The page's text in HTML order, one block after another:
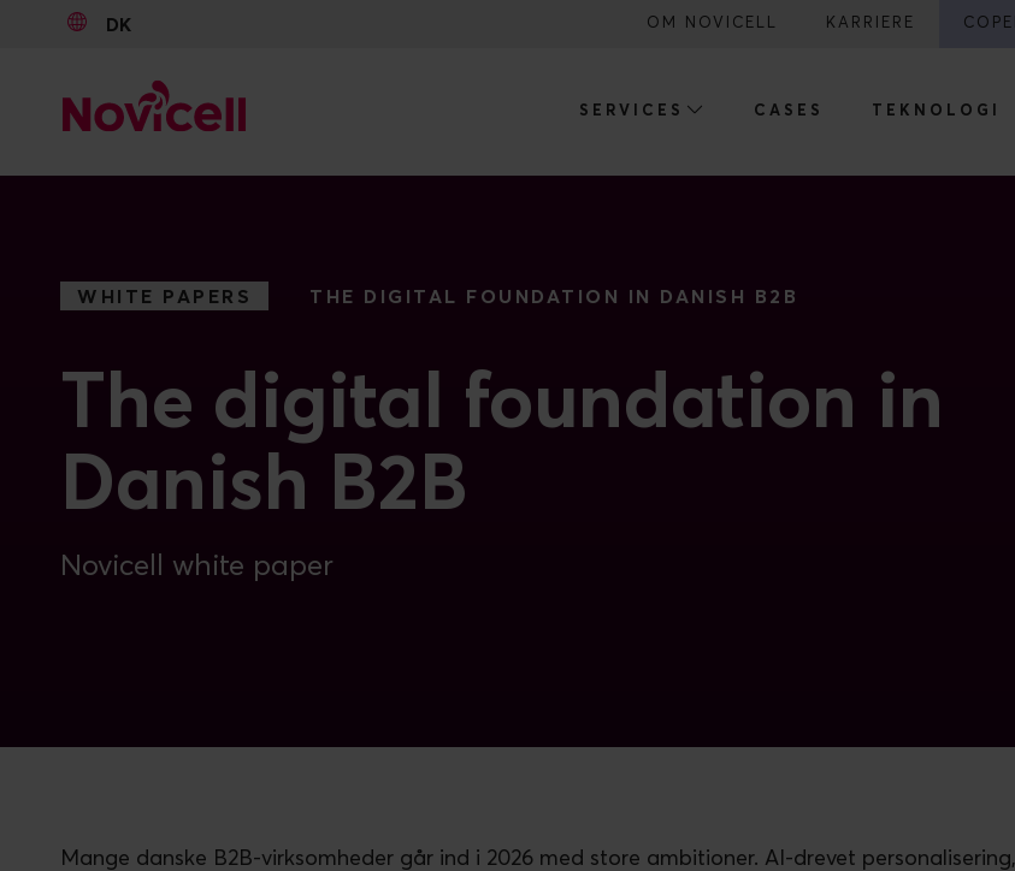
DK OM NOVICELL KARRIERE
SERVICES CASES TEKNOLOGI
WHITE PAPERS THE DIGITAL FOUNDATION IN DANISH B2B
The digital foundation in
Danish B2B
Novicell white paper
Mange danske B2B-virksomheder går ind i 2026 med store ambitioner. AI-drevet